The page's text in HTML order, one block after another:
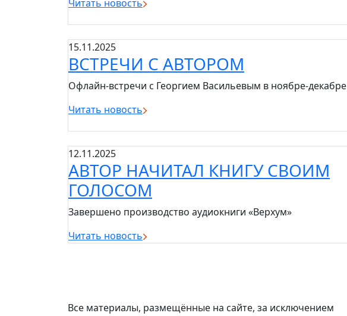
Читать новость
15.11.2025
ВСТРЕЧИ С АВТОРОМ
Офлайн-встречи с Георгием Васильевым в ноябре-декабре
Читать новость
12.11.2025
АВТОР НАЧИТАЛ КНИГУ СВОИМ
ГОЛОСОМ
Завершено производство аудиокниги «Верхум»
Читать новость
Все материалы, размещённые на сайте, за исключением